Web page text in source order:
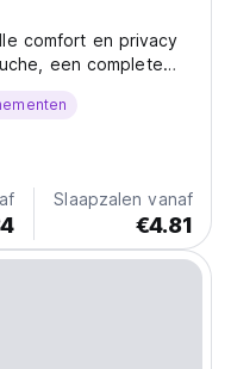
comfort en privacy
een complete
lichte kamer.
Slaapzalen vanaf
€4.81